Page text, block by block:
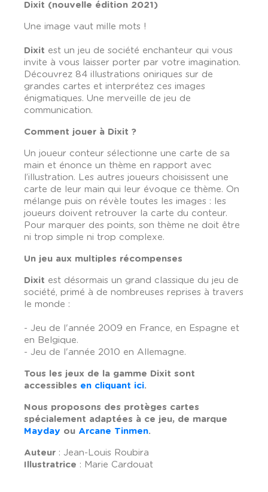
Dixit (nouvelle édition 2021)
Une image vaut mille mots !
Dixit est un jeu de société enchanteur qui vous
invite à vous laisser porter par votre imagination.
Découvrez 84 illustrations oniriques sur de
grandes cartes et interprétez ces images
énigmatiques. Une merveille de jeu de
communication.
Comment jouer à Dixit ?
Un joueur conteur sélectionne une carte de sa
main et énonce un thème en rapport avec
l’illustration. Les autres joueurs choisissent une
carte de leur main qui leur évoque ce thème. On
mélange puis on révèle toutes les images : les
joueurs doivent retrouver la carte du conteur.
Pour marquer des points, son thème ne doit être
ni trop simple ni trop complexe.
Un jeu aux multiples récompenses
Dixit est désormais un grand classique du jeu de
société, primé à de nombreuses reprises à travers
le monde :
- Jeu de l'année 2009 en France, en Espagne et
en Belgique.
- Jeu de l'année 2010 en Allemagne.
Tous les jeux de la gamme Dixit sont
accessibles en cliquant ici.
Nous proposons des protèges cartes
spécialement adaptées à ce jeu, de marque
Mayday ou Arcane Tinmen.
Auteur : Jean-Louis Roubira
Illustratrice : Marie Cardouat